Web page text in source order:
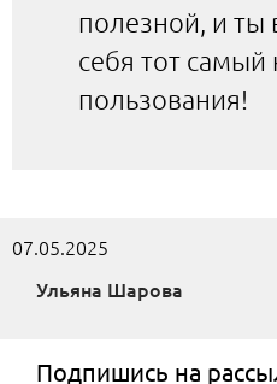
полезной, и
себя тот самый
пользования!
07.05.2025
Ульяна Шарова
Подпишись на